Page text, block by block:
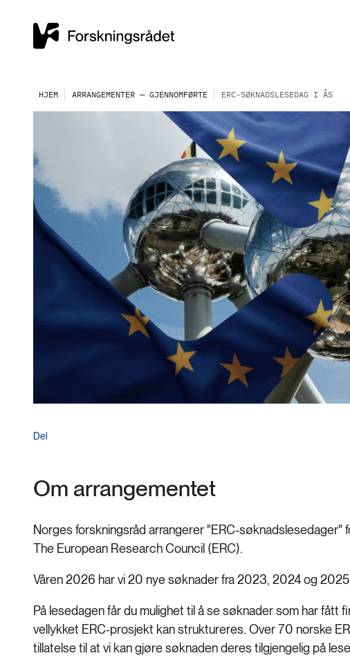
HJEM ARRANGEMENTER — GJENNOMFØRTE
ERC-SØKNADSLESEDAG I ÅS
Del
Om arrangementet
Norges forskningsråd arrangerer "ERC-søknadslesedager"
The European Research Council (ERC).
Våren 2026 har vi 20 nye søknader fra 2023, 2024 og
På lesedagen får du mulighet til å se søknader som har fått
vellykket ERC-prosjekt kan struktureres. Over 70 norske
tillatelse til at vi kan gjøre søknaden deres tilgjengelig på